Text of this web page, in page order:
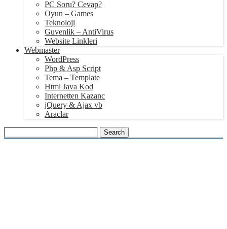
PC Soru? Cevap?
Oyun – Games
Teknoloji
Guvenlik – AntiVirus
Website Linkleri
Webmaster
WordPress
Php & Asp Script
Tema – Template
Html Java Kod
Internetten Kazanc
jQuery & Ajax vb
Araclar